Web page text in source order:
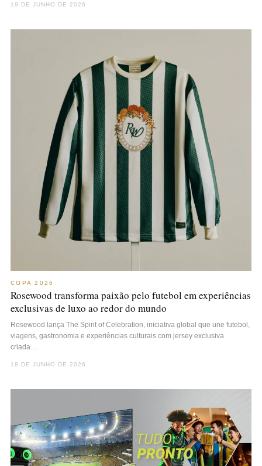
19 DE JUNHO DE 2026
COPA 2026
Rosewood transforma paixão pelo futebol em experiências
exclusivas de luxo ao redor do mundo
Rosewood lança The Spirit of Celebration, iniciativa global que une futebol,
viagens, gastronomia e experiências culturais com jersey exclusiva
criada…
18 DE JUNHO DE 2026